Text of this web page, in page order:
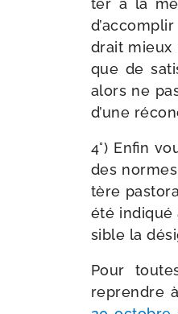
ter à la
drait mieux
que de
alors ne
d’une
4°) Enfin
des
tère
été
sible la
Pour
reprendre